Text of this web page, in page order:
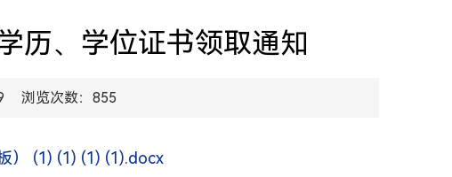
历、学位证书领取通知
浏览次数：855
） (1) (1) (1) (1).docx